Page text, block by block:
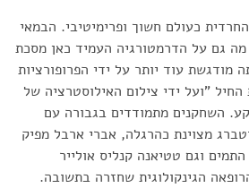
כעולם חשוך ופרימיטיבי. הבמאי
גם על הדרמטורגיה העמיד כאן מסכת
מודגשת עוד יותר על ידי הפרופורציות
"ועל ידי צילום האילוסטרציה של
השחקנים מתמודדים בגבורה עם
מצוינת כהרגלה, אברי ארבל מפיק
וגם טטיאנה קנליס אולייר
הגינקולוגית שחזרה בתשובה.